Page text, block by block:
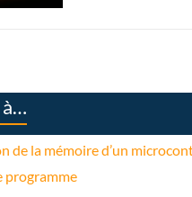
de la mémoire d’un
programme